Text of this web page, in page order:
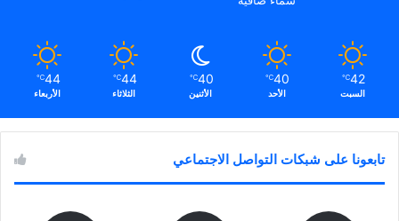
42
℃
السبت
40
℃
الأحد
40
℃
الأثنين
44
℃
الثلاثاء
44
℃
الأربعاء
تابعونا على شبكات التواصل الاجتماعي